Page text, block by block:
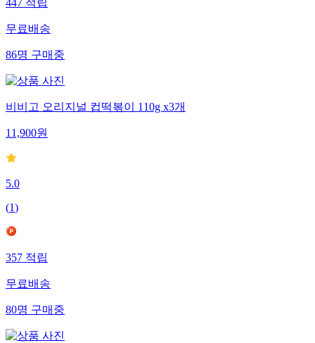
447적립
무료배송
86명구매중
비비고 오리지널 컵떡볶이 110g x3개
11,900원
5.0
(1)
357적립
무료배송
80명구매중